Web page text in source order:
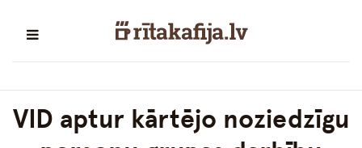
VID aptur kārtējo noziedzīgu